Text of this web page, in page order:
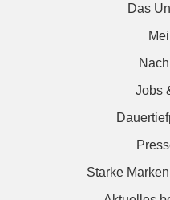
Das
Jobs
Starke